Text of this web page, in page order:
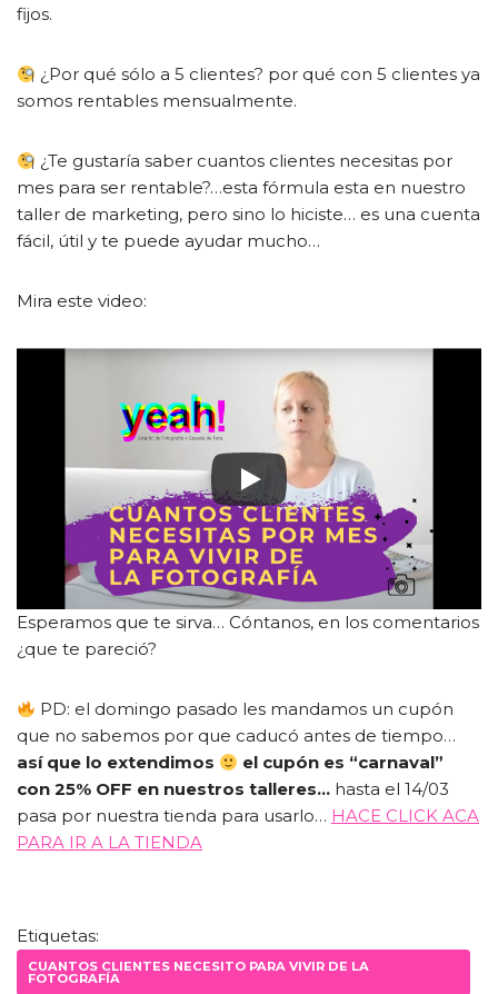
fijos.
¿Por qué sólo a 5 clientes? por qué con 5 clientes ya
somos rentables mensualmente.
¿Te gustaría saber cuantos clientes necesitas por
mes para ser rentable?…esta fórmula esta en nuestro
taller de marketing, pero sino lo hiciste… es una cuenta
fácil, útil y te puede ayudar mucho…
Mira este video:
Esperamos que te sirva… Cóntanos, en los comentarios
¿que te pareció?
PD: el domingo pasado les mandamos un cupón
que no sabemos por que caducó antes de tiempo…
así que lo extendimos
el cupón es “carnaval”
con 25% OFF en nuestros talleres… hasta el 14/03
pasa por nuestra tienda para usarlo… HACE CLICK ACA
PARA IR A LA TIENDA
Etiquetas:
CUANTOS CLIENTES NECESITO PARA VIVIR DE LA
FOTOGRAFÍA